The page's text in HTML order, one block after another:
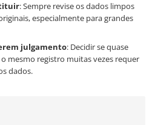
: Sempre revise os dados limpos
especialmente para grandes
julgamento: Decidir se quase
mesmo registro muitas vezes requer
dados.